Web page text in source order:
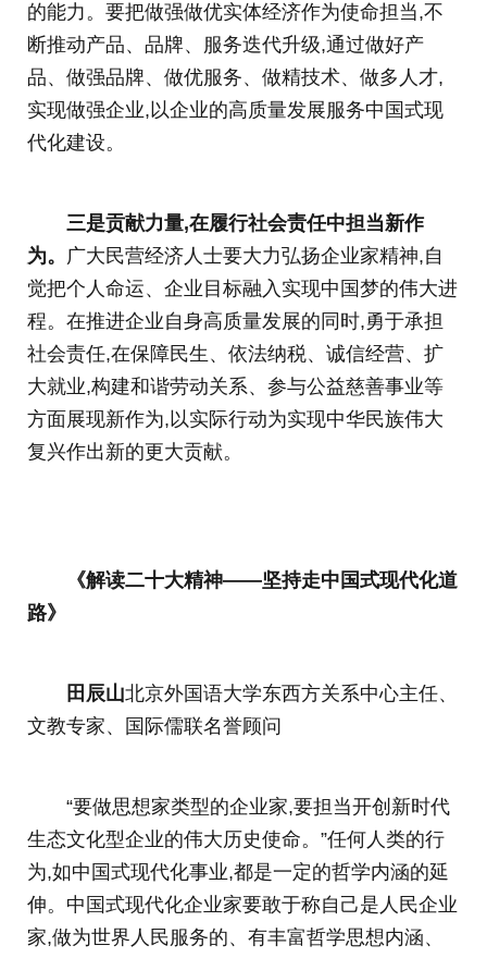
的能力。要把做强做优实体经济作为使命担当,不
断推动产品、品牌、服务迭代升级,通过做好产
品、做强品牌、做优服务、做精技术、做多人才,
实现做强企业,以企业的高质量发展服务中国式现
代化建设。
三是贡献力量,在履行社会责任中担当新作
为。 广大民营经济人士要大力弘扬企业家精神,自
觉把个人命运、企业目标融入实现中国梦的伟大进
程。在推进企业自身高质量发展的同时,勇于承担
社会责任,在保障民生、依法纳税、诚信经营、扩
大就业,构建和谐劳动关系、参与公益慈善事业等
方面展现新作为,以实际行动为实现中华民族伟大
复兴作出新的更大贡献。
《解读二十大精神——坚持走中国式现代化道
路》
田辰山北京外国语大学东西方关系中心主任、
文教专家、国际儒联名誉顾问
“要做思想家类型的企业家,要担当开创新时代
生态文化型企业的伟大历史使命。”任何人类的行
为,如中国式现代化事业,都是一定的哲学内涵的延
伸。中国式现代化企业家要敢于称自己是人民企业
家,做为世界人民服务的、有丰富哲学思想内涵、